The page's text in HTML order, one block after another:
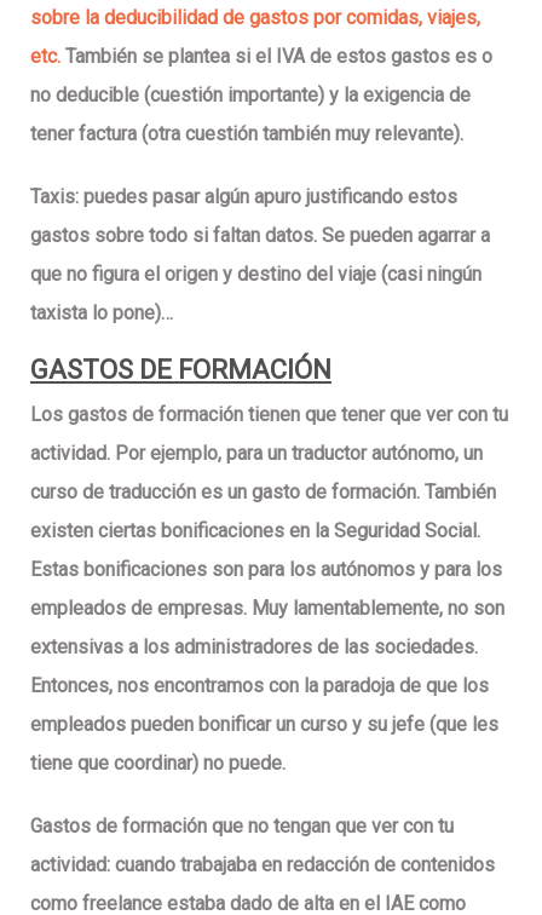
sobre la deducibilidad de gastos por comidas, viajes,
etc. También se plantea si el IVA de estos gastos es o
no deducible (cuestión importante) y la exigencia de
tener factura (otra cuestión también muy relevante).
Taxis: puedes pasar algún apuro justificando estos
gastos sobre todo si faltan datos. Se pueden agarrar a
que no figura el origen y destino del viaje (casi ningún
taxista lo pone)…
GASTOS DE FORMACIÓN
Los gastos de formación tienen que tener que ver con tu
actividad. Por ejemplo, para un traductor autónomo, un
curso de traducción es un gasto de formación. También
existen ciertas bonificaciones en la Seguridad Social .
Estas bonificaciones son para los autónomos y para los
empleados de empresas. Muy lamentablemente, no son
extensivas a los administradores de las sociedades.
Entonces, nos encontramos con la paradoja de que los
empleados pueden bonificar un curso y su jefe (que les
tiene que coordinar) no puede.
Gastos de formación que no tengan que ver con tu
actividad: cuando trabajaba en redacción de contenidos
como freelance estaba dado de alta en el IAE como